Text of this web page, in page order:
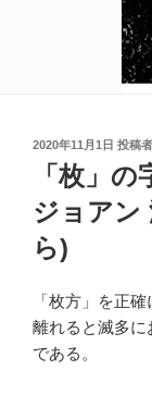
投
2020年11月1日 投稿
「枚」
ジョアン
ら)
「枚方」を正
離れると滅多に
である。